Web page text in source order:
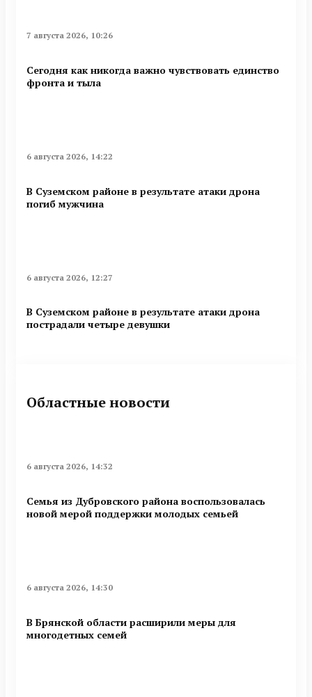
7 августа 2026, 10:26
Сегодня как никогда важно чувствовать единство
фронта и тыла
6 августа 2026, 14:22
В Суземском районе в результате атаки дрона
погиб мужчина
6 августа 2026, 12:27
В Суземском районе в результате атаки дрона
пострадали четыре девушки
Областные новости
6 августа 2026, 14:32
Семья из Дубровского района воспользовалась
новой мерой поддержки молодых семьей
6 августа 2026, 14:30
В Брянской области расширили меры для
многодетных семей